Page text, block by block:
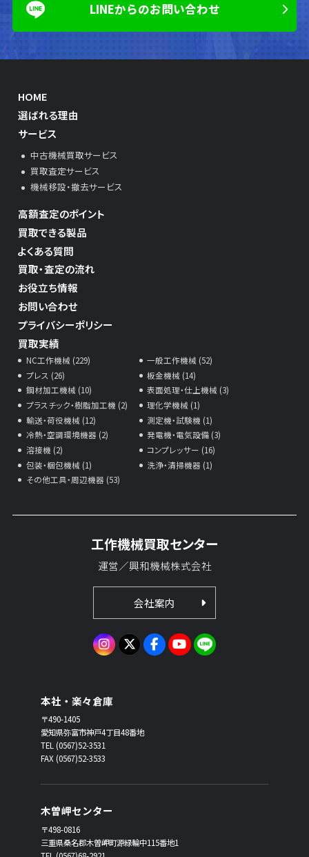
LINEからのお問い合わせ
HOME
選ばれる理由
サービス
中古機械買取サービス
買取査定サービス
機械移設・撤去サービス
高額査定のポイント
買取できる製品
よくある質問
買取・査定の流れ
お役立ち情報
お問い合わせ
プライバシーポリシー
買取実績
NC工作機械 (229)
一般工作機械 (52)
プレス (26)
板金機械 (14)
鋼材加工機械 (10)
表面処理・仕上機械 (3)
プラスチック・樹脂加工機 (2)
理化学機械 (1)
輸送・荷役機械 (12)
測定機・試験機 (1)
冷熱・空調環境機器 (2)
発電機・電気設備 (3)
溶接機 (2)
コンプレッサー (16)
包装・梱包機械 (1)
洗浄・清掃機器 (1)
その他工具・周辺機器 (53)
工作機械買取センター
運営／興和機械株式会社
会社案内
本社・楽々倉庫
〒490-1405
愛知県弥富市神戸4丁目48番地
TEL (0567)52-3531
FAX (0567)52-3533
木曽岬センター
〒498-0816
三重県桑名郡木曽岬町源緑輪中115番地1